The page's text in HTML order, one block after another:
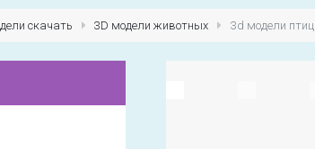
скачать 3D модели животных 3d модели птиц